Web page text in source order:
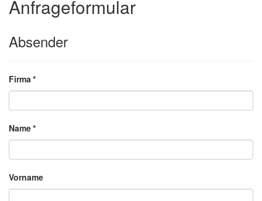
Anfrageformular
Absender
Firma*
Name*
Vorname